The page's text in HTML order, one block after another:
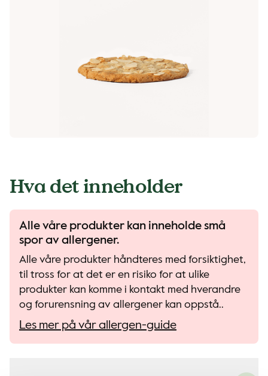
Hva det inneholder
Alle våre produkter kan inneholde små
spor av allergener.
Alle våre produkter håndteres med forsiktighet,
til tross for at det er en risiko for at ulike
produkter kan komme i kontakt med hverandre
og forurensning av allergener kan oppstå..
Les mer på vår allergen-guide